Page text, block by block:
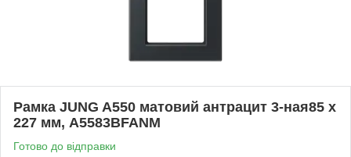
Рамка JUNG A550 матовий антрацит 3-ная85 x
227 мм, A5583BFANM
Готово до відправки